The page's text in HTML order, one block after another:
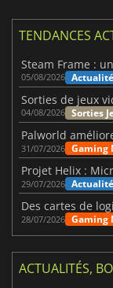
TENDANCES
05/08/2026
04/08/2026 Sorties
Palworld
31/07/2026 Gaming
Projet Helix :
29/07/2026
28/07/2026 Gaming
ACTUALITÉS,